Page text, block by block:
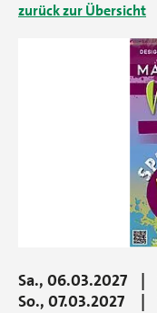
zurück zur Übersicht
Sa., 06.03.2027
So., 07.03.2027